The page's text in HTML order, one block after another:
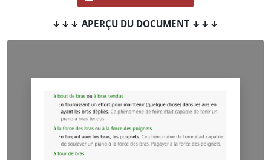
↓↓↓ APERÇU DU DOCUMENT ↓↓↓